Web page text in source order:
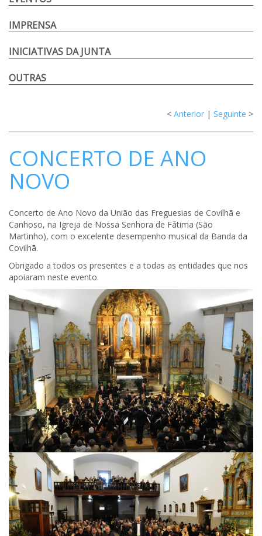
IMPRENSA
INICIATIVAS DA JUNTA
OUTRAS
< Anterior | Seguinte >
CONCERTO DE ANO
NOVO
Concerto de Ano Novo da União das Freguesias de Covilhã e
Canhoso, na Igreja de Nossa Senhora de Fátima (São
Martinho), com o excelente desempenho musical da Banda da
Covilhã.
Obrigado a todos os presentes e a todas as entidades que nos
apoiaram neste evento.